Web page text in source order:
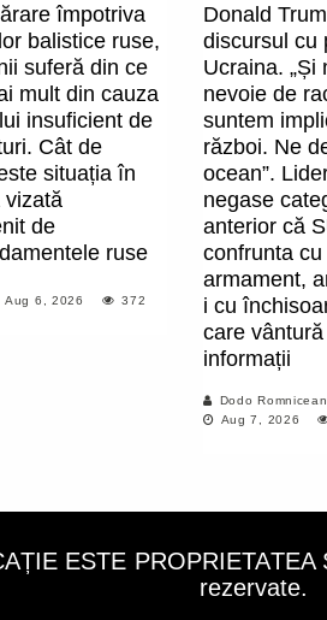
împotriva
balistice ruse,
suferă din ce
mult din cauza
insuficient de
Cât de
situația în
vizată
de
ruse
Aug 6, 2026 372
Donald
discursul cu
Ucraina. „Și
nevoie de
suntem
război. Ne
ocean”.
negase
anterior că
confrunta
armament,
i cu
care
informații
Dodo
Aug 7, 2026
ESTE
rezervate.